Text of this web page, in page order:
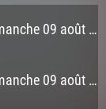
SENSATIONS Miix Factory du dimanche 09 août 2026 à 3h
SENSATIONS Miix Factory du dimanche 09 août 2026 à 2h